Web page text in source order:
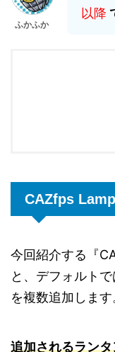
ふかふか
以降
CAZfps
今回紹介する『
と、デフォルト
を複数追加します
追加されるラン